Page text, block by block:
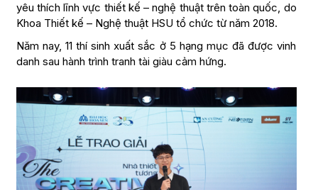
yêu thích lĩnh vực thiết kế – nghệ thuật trên toàn quốc, do
Khoa Thiết kế – Nghệ thuật HSU tổ chức từ năm 2018.
Năm nay, 11 thí sinh xuất sắc ở 5 hạng mục đã được vinh
danh sau hành trình tranh tài giàu cảm hứng.